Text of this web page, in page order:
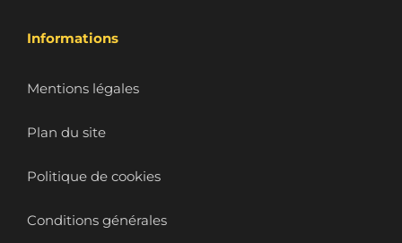
Informations
Mentions légales
Plan du site
Politique de cookies
Conditions générales